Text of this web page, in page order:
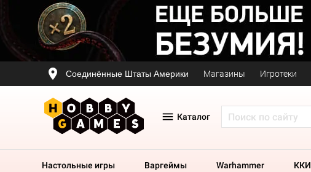
Соединённые Штаты Америки Магазины Игротеки
Каталог
Настольные игры Варгеймы Warhammer ККИ